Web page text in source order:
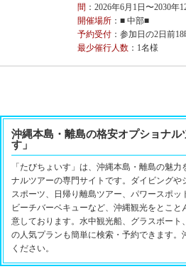
間 ：2026年6月1日〜2030年
開催場所：■ 中部■
予約受付：参加日の2日前18
最少催行人数：1名様
沖縄本島・離島の格安オプショナル
す」
「たびちょいす」は、沖縄本島・離島の魅
ナルツアーの専門サイトです。ダイビングや
スポーツ、日帰り離島ツアー、パワースポッ
ビーチバーベキューなど、沖縄観光をとこと
意しております。水中観光船、グラスボート
の人気プランも簡単に検索・予約できます。
ください。